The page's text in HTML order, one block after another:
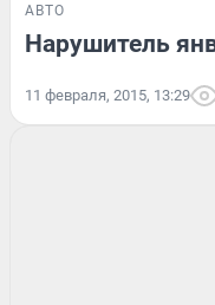
АВТО
Нарушитель
11 февраля, 2015, 13:29